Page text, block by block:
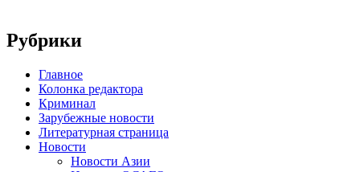
Рубрики
Главное
Колонка редактора
Криминал
Зарубежные новости
Литературная страница
Новости
Новости Азии